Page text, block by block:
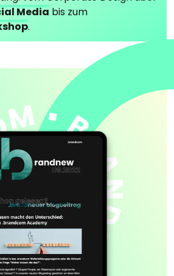
Media bis zum
.